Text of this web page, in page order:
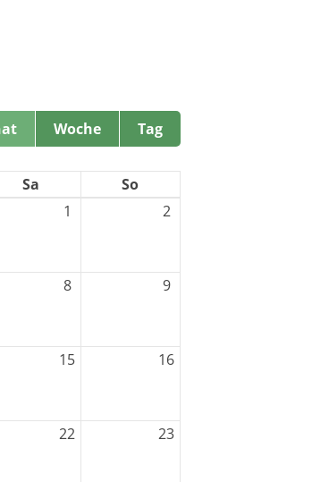
Woche Tag
Sa
So
1 2
8 9
15 16
22 23